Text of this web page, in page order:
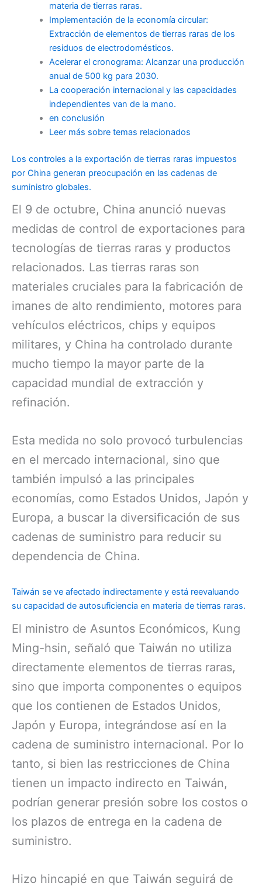
materia de tierras raras.
Implementación de la economía circular:
Extracción de elementos de tierras raras de los
residuos de electrodomésticos.
Acelerar el cronograma: Alcanzar una producción
anual de 500 kg para 2030.
La cooperación internacional y las capacidades
independientes van de la mano.
en conclusión
Leer más sobre temas relacionados
Los controles a la exportación de tierras raras impuestos
por China generan preocupación en las cadenas de
suministro globales.
El 9 de octubre, China anunció nuevas
medidas de control de exportaciones para
tecnologías de tierras raras y productos
relacionados. Las tierras raras son
materiales cruciales para la fabricación de
imanes de alto rendimiento, motores para
vehículos eléctricos, chips y equipos
militares, y China ha controlado durante
mucho tiempo la mayor parte de la
capacidad mundial de extracción y
refinación.
Esta medida no solo provocó turbulencias
en el mercado internacional, sino que
también impulsó a las principales
economías, como Estados Unidos, Japón y
Europa, a buscar la diversificación de sus
cadenas de suministro para reducir su
dependencia de China.
Taiwán se ve afectado indirectamente y está reevaluando
su capacidad de autosuficiencia en materia de tierras raras.
El ministro de Asuntos Económicos, Kung
Ming-hsin, señaló que Taiwán no utiliza
directamente elementos de tierras raras,
sino que importa componentes o equipos
que los contienen de Estados Unidos,
Japón y Europa, integrándose así en la
cadena de suministro internacional. Por lo
tanto, si bien las restricciones de China
tienen un impacto indirecto en Taiwán,
podrían generar presión sobre los costos o
los plazos de entrega en la cadena de
suministro.
Hizo hincapié en que Taiwán seguirá de